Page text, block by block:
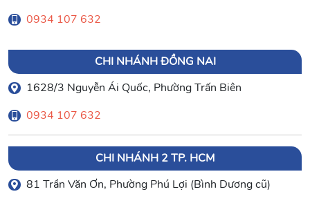
0934 107 632
CHI NHÁNH ĐỒNG NAI
1628/3 Nguyễn Ái Quốc, Phường Trấn Biên
0934 107 632
CHI NHÁNH 2 TP. HCM
81 Trần Văn Ơn, Phường Phú Lợi (Bình Dương cũ)